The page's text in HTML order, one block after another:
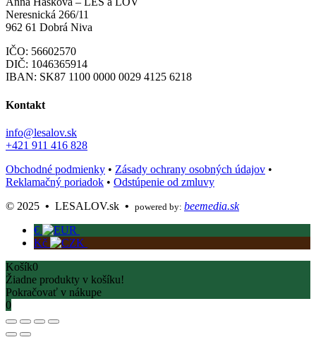
Neresnická 266/11
962 61 Dobrá Niva
IČO: 56602570
DIČ: 1046365914
IBAN: SK87 1100 0000 0029 4125 6218
Kontakt
info@lesalov.sk
+421 911 416 828
Obchodné podmienky • Zásady ochrany osobných údajov •
Reklamačný poriadok • Odstúpenie od zmluvy
©️ 2025 • LESALOV.sk • powered by: beemedia.sk
€
Kč
Košík0
Žiadne produkty v košíku!
Pokračovať v nákupe
0